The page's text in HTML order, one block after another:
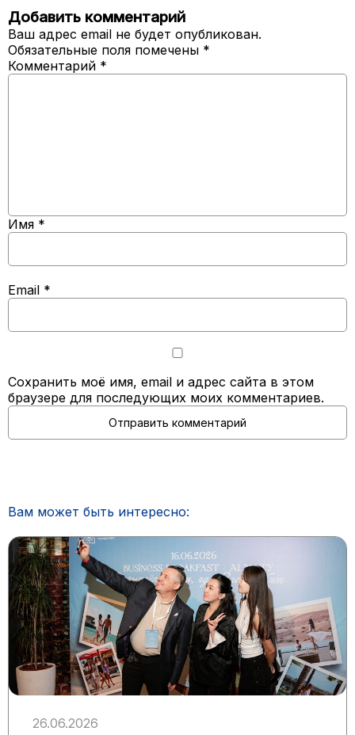
Добавить комментарий
Ваш адрес email не будет опубликован.
Обязательные поля помечены *
Комментарий *
Имя *
Email *
Сохранить моё имя, email и адрес сайта в этом
браузере для последующих моих комментариев.
Вам может быть интересно:
26.06.2026